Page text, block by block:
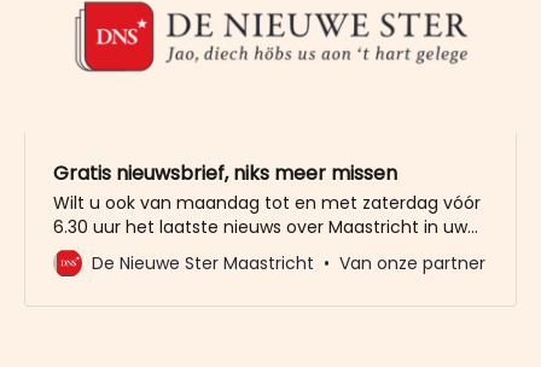
Gratis nieuwsbrief, niks meer missen
Wilt u ook van maandag tot en met zaterdag vóór
6.30 uur het laatste nieuws over Maastricht in uw
mailbox? Meld u dan gratis aan voor de nieuwbrief
van De Nieuwe Ster. Meer dan 20.000 trouwe lezers
De Nieuwe Ster Maastricht Van onze partner